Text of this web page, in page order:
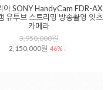
아 SONY HandyCam FDR-AX
유투브 스트리밍 방송촬영 잇츠
카메라
3,950,000원
2,150,000원 46% ↓